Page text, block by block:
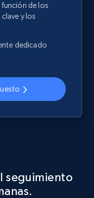
de los
y los
dedicado
seguimiento